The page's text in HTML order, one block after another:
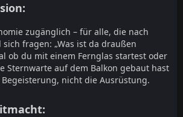
zugänglich – für alle, die nach
fragen: „Was ist da draußen
ob du mit einem Fernglas startest oder
Sternwarte auf dem Balkon gebaut hast
nicht die Ausrüstung.